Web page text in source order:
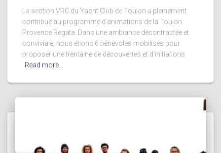
La section VRC du Yacht Club de Toulon a pleinement
contribué au programme d’animations de la Toulon
Provence Regata. Dans une ambiance décontractée et
conviviale, nous étions 6 bénévoles mobilisés pour
proposer une trentaine de découvertes et d’initiations
Read more…